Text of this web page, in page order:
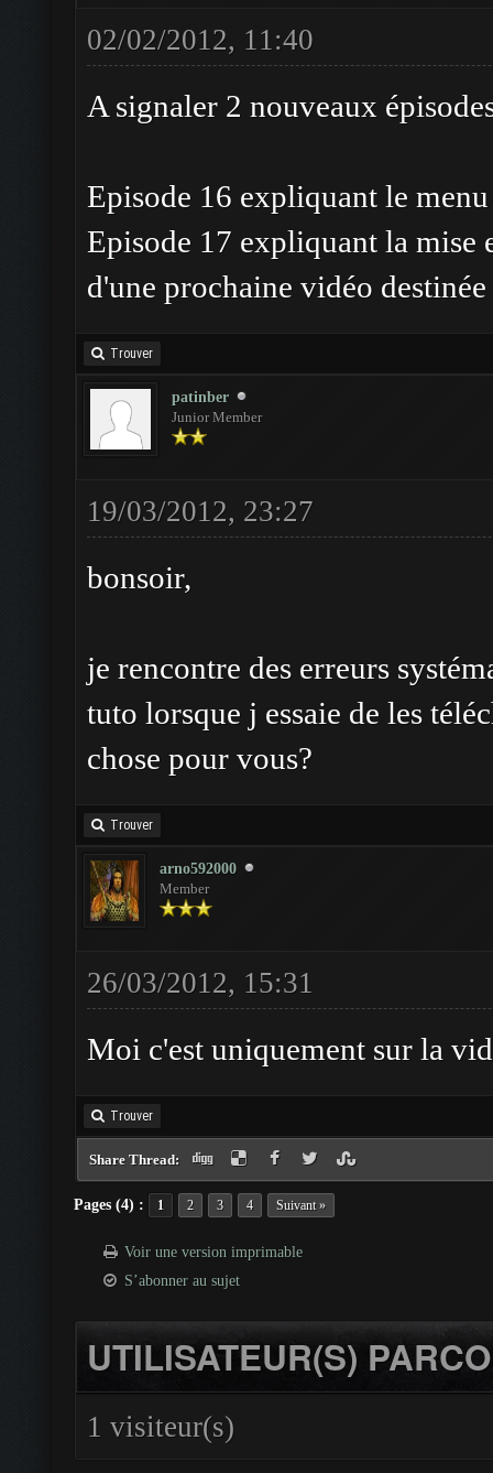
02/02/2012, 11:40
A signaler 2 nouveaux
Episode 16 expliquant le
Episode 17 expliquant la mise
d'une prochaine vidéo
Trouver
patinber
Junior Member
19/03/2012, 23:27
bonsoir,
je rencontre des erreurs
tuto lorsque j essaie de les
chose pour vous?
Trouver
arno592000
Member
26/03/2012, 15:31
Moi c'est uniquement sur la
Trouver
Share Thread:
Pages (4) : 1 2 3 4 Suivant »
Voir une version imprimable
S’abonner au sujet
UTILISATEUR(S)
1 visiteur(s)